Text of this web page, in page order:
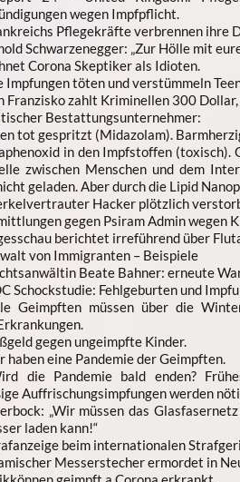
wegen Impfpflicht.
Pflegekräfte verbrennen ihre
Schwarzenegger: „Zur Hölle mit
Corona Skeptiker als Idioten.
Impfungen töten und verstümmeln
Franzisko zahlt Kriminellen 300
Bestattungsunternehmer:
tot gespritzt (Midazolam).
in den Impfstoffen (toxisch).
zwischen Menschen und dem
geladen. Aber durch die Lipid
Hacker plötzlich
gegen Psiram Admin wegen
berichtet irreführend über
von Immigranten – Beispiele
Beate Bahner: erneute
Schockstudie: Fehlgeburten und
Geimpften müssen über die
gegen ungeimpfte Kinder.
haben eine Pandemie der Geimpften.
die Pandemie bald enden?
Auffrischungsimpfungen werden
„Wir müssen das
laden kann!“
beim internationalen
Messerstecher ermordet in